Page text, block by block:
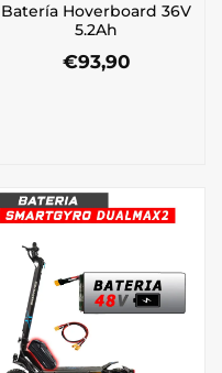
Batería Hoverboard 36V
5.2Ah
€93,90